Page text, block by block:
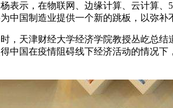
表示，在物联网、边缘计算、云计算
中国制造业提供一个新的跳板，以弥补
，天津财经大学经济学院教授丛屹总
中国在疫情阻碍线下经济活动的情况